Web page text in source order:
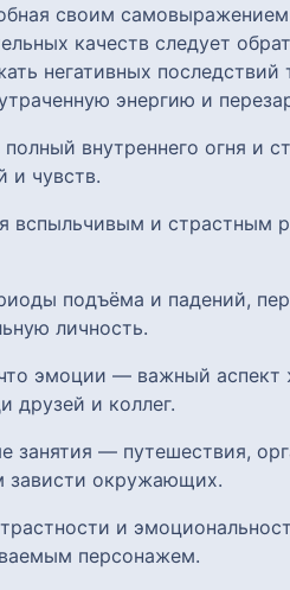
своим
качеств следует
негативных
энергию и
внутреннего огня и
и чувств.
вспыльчивым и страстным
подъёма и падений,
личность.
эмоции — важный аспект
друзей и коллег.
занятия — путешествия,
зависти окружающих.
и
персонажем.